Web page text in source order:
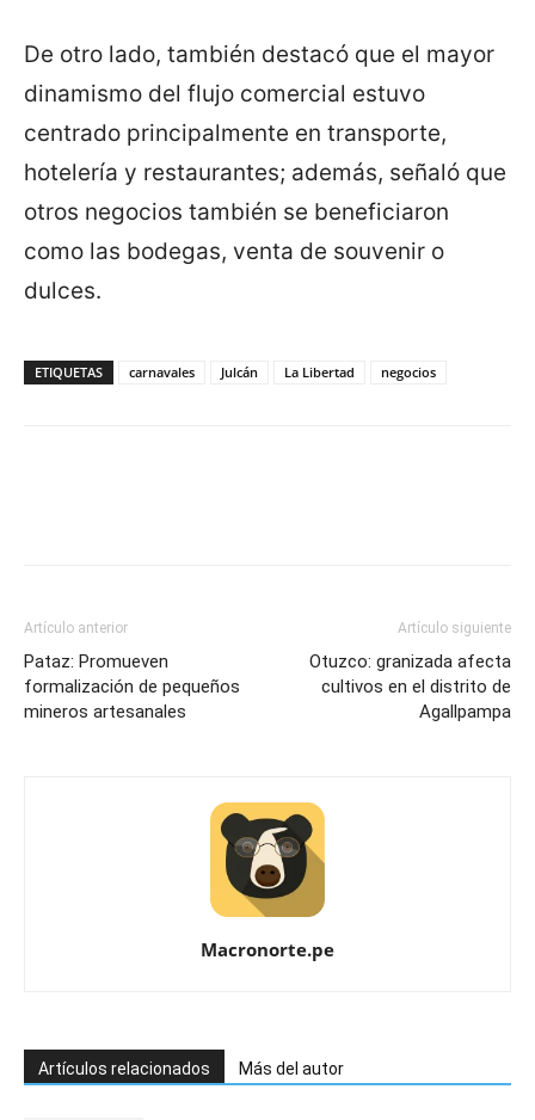
De otro lado, también destacó que el mayor
dinamismo del flujo comercial estuvo
centrado principalmente en transporte,
hotelería y restaurantes; además, señaló que
otros negocios también se beneficiaron
como las bodegas, venta de souvenir o
dulces.
ETIQUETAS carnavales Julcán La Libertad negocios
Artículo anterior
Pataz: Promueven
formalización de pequeños
mineros artesanales
Artículo siguiente
Otuzco: granizada afecta
cultivos en el distrito de
Agallpampa
Macronorte.pe
Artículos relacionados Más del autor